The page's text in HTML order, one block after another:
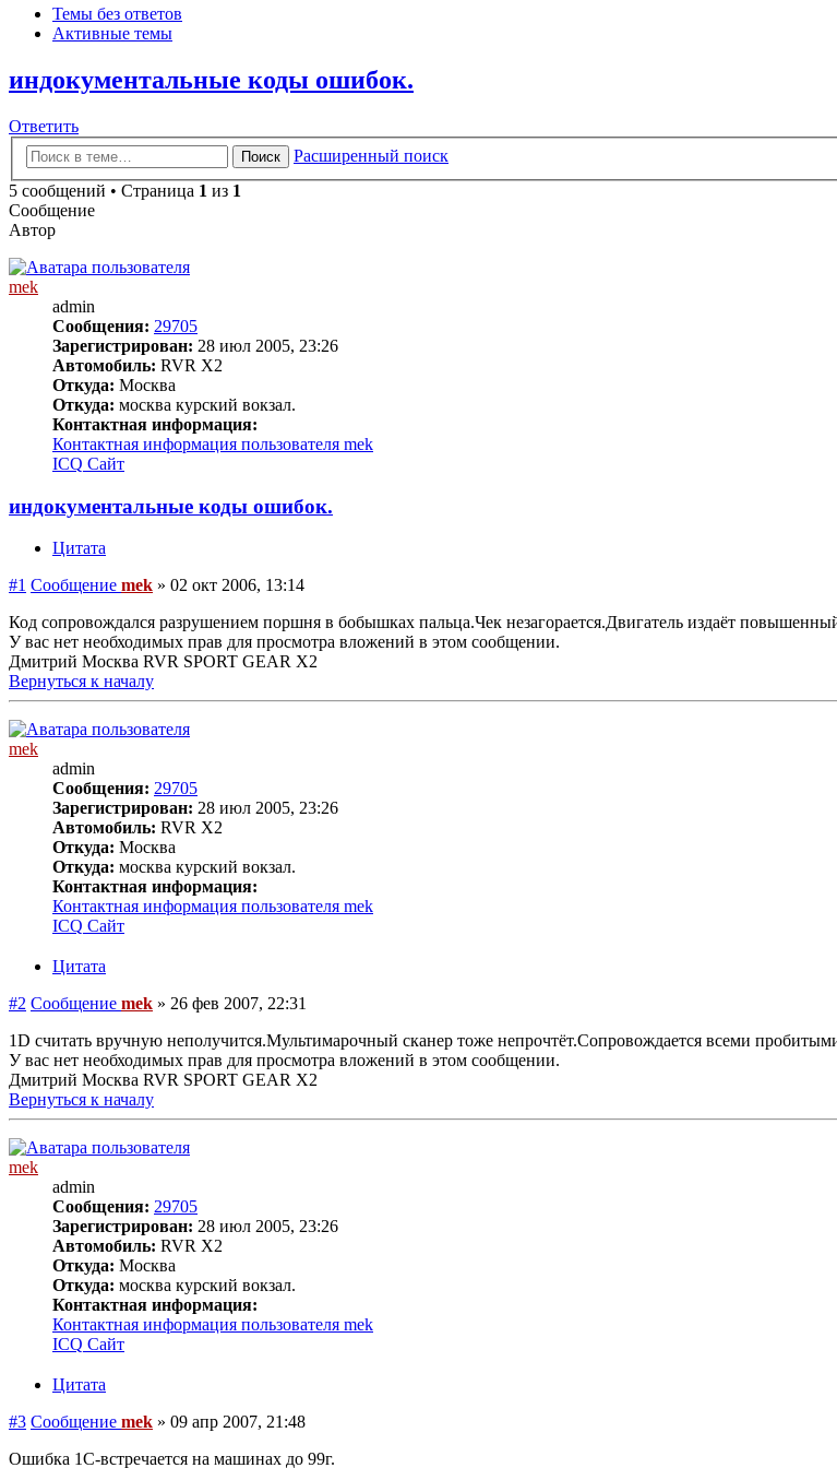
Темы без ответов
Активные темы
индокументальные коды ошибок.
Ответить
Поиск
Расширенный поиск
5 сообщений • Страница 1 из 1
Сообщение
Автор
mek
admin
Сообщения: 29705
Зарегистрирован: 28 июл 2005, 23:26
Автомобиль: RVR X2
Откуда: Москва
Откуда: москва курский вокзал.
Контактная информация:
Контактная информация пользователя mek
ICQ Сайт
индокументальные коды ошибок.
Цитата
#1 Сообщение mek » 02 окт 2006, 13:14
Код сопровождался разрушением поршня в бобышках пальца.Чек незагорается.Двигатель издаёт
У вас нет необходимых прав для просмотра вложений в этом сообщении.
Дмитрий Москва RVR SPORT GEAR X2
Вернуться к началу
mek
admin
Сообщения: 29705
Зарегистрирован: 28 июл 2005, 23:26
Автомобиль: RVR X2
Откуда: Москва
Откуда: москва курский вокзал.
Контактная информация:
Контактная информация пользователя mek
ICQ Сайт
Цитата
#2 Сообщение mek » 26 фев 2007, 22:31
1D считать вручную неполучится.Мультимарочный сканер тоже непрочтёт.Сопровождается всеми
У вас нет необходимых прав для просмотра вложений в этом сообщении.
Дмитрий Москва RVR SPORT GEAR X2
Вернуться к началу
mek
admin
Сообщения: 29705
Зарегистрирован: 28 июл 2005, 23:26
Автомобиль: RVR X2
Откуда: Москва
Откуда: москва курский вокзал.
Контактная информация:
Контактная информация пользователя mek
ICQ Сайт
Цитата
#3 Сообщение mek » 09 апр 2007, 21:48
Ошибка 1C-встречается на машинах до 99г.